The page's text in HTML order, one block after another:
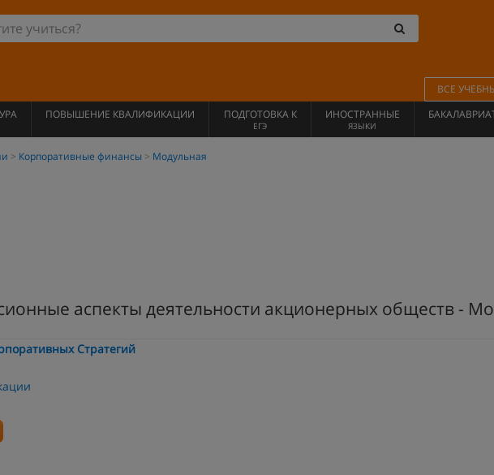
ВСЕ
ПОВЫШЕНИЕ КВАЛИФИКАЦИИ ПОДГОТОВКА К
ЕГЭ
ИНОСТРАННЫЕ
ЯЗЫКИ
Корпоративные финансы Модульная
аспекты деятельности акционерных обществ -
Стратегий